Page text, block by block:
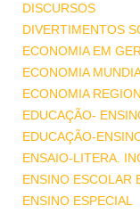
DISCURSOS
DIVERTIMENTOS
ECONOMIA EM
ECONOMIA
ECONOMIA
EDUCAÇÃO-
EDUCAÇÃO-
ENSAIO-LITERA.
ENSINO ESCOLAR
ENSINO ESPECIAL